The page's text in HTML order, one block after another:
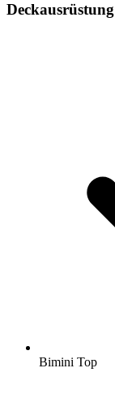
Deckausrüstung
Bimini Top